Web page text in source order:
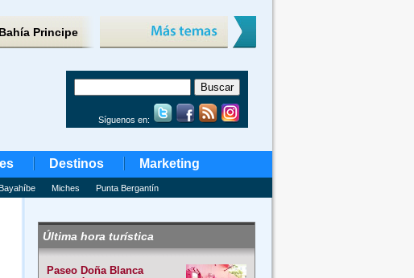
Principe
Síguenos en:
Destinos Marketing
Miches Punta Bergantín
Última hora turística
Paseo Doña Blanca